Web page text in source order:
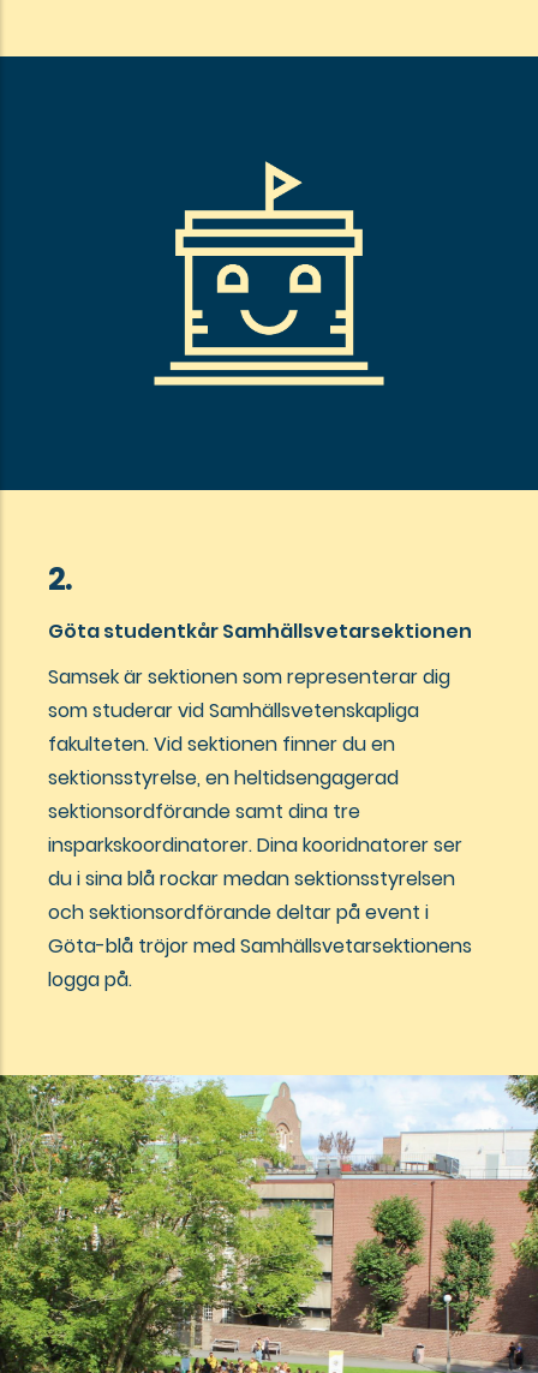
2.
Göta studentkår Samhällsvetarsektionen
Samsek är sektionen som representerar dig
som studerar vid Samhällsvetenskapliga
fakulteten. Vid sektionen finner du en
sektionsstyrelse, en heltidsengagerad
sektionsordförande samt dina tre
insparkskoordinatorer. Dina kooridnatorer ser
du i sina blå rockar medan sektionsstyrelsen
och sektionsordförande deltar på event i
Göta-blå tröjor med Samhällsvetarsektionens
logga på.